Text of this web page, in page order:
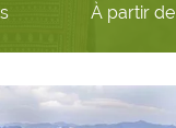
À partir de